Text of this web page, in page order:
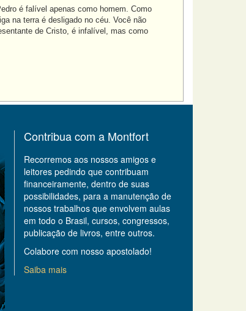
é falível apenas como homem. Como
na terra é desligado no céu. Você não
de Cristo, é infalível, mas como
Contribua com a Montfort
Recorremos aos nossos amigos e
leitores pedindo que contribuam
financeiramente, dentro de suas
possibilidades, para a manutenção de
nossos trabalhos que envolvem aulas
em todo o Brasil, cursos, congressos,
publicação de livros, entre outros.
Colabore com nosso apostolado!
Saiba mais